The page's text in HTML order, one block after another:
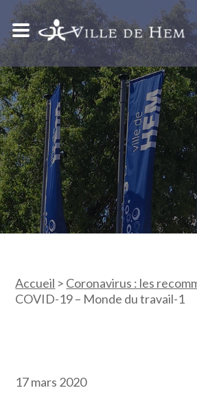
Accueil > Coronavirus : les
COVID-19 – Monde du travail-1
17 mars 2020